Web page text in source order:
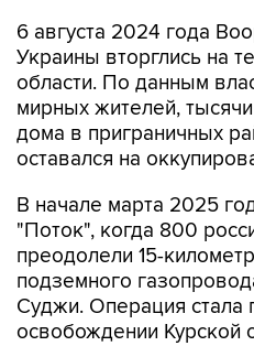
6 августа 2024 года
Украины вторглись на
области. По данным
мирных жителей,
дома в приграничных
оставался на
В начале марта 2025
"Поток", когда 800
преодолели 15-
подземного
Суджи. Операция стала
освобождении Курской